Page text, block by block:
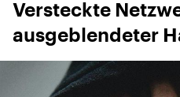
Versteckte
ausgeblendeter